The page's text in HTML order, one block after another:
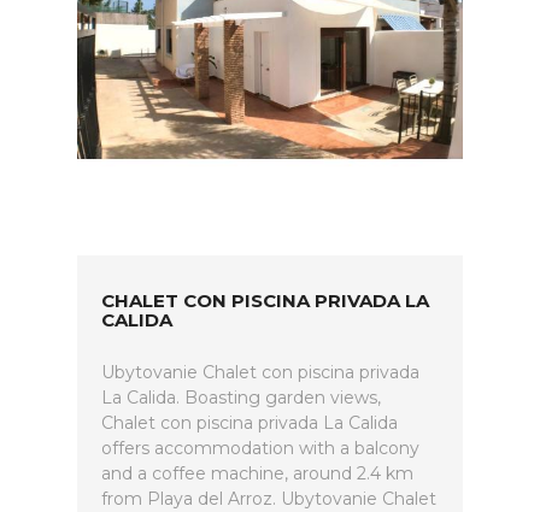
CHALET CON PISCINA PRIVADA LA
CALIDA
Ubytovanie Chalet con piscina privada
La Calida. Boasting garden views,
Chalet con piscina privada La Calida
offers accommodation with a balcony
and a coffee machine, around 2.4 km
from Playa del Arroz. Ubytovanie Chalet